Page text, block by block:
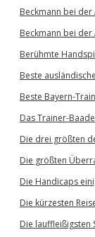
Beckmann bei
Beckmann bei
Berühmte
Beste
Beste Bayern-
Das Trainer-
Die drei größten
Die größten
Die Handicaps
Die kürzesten
Die lauffleißigsten